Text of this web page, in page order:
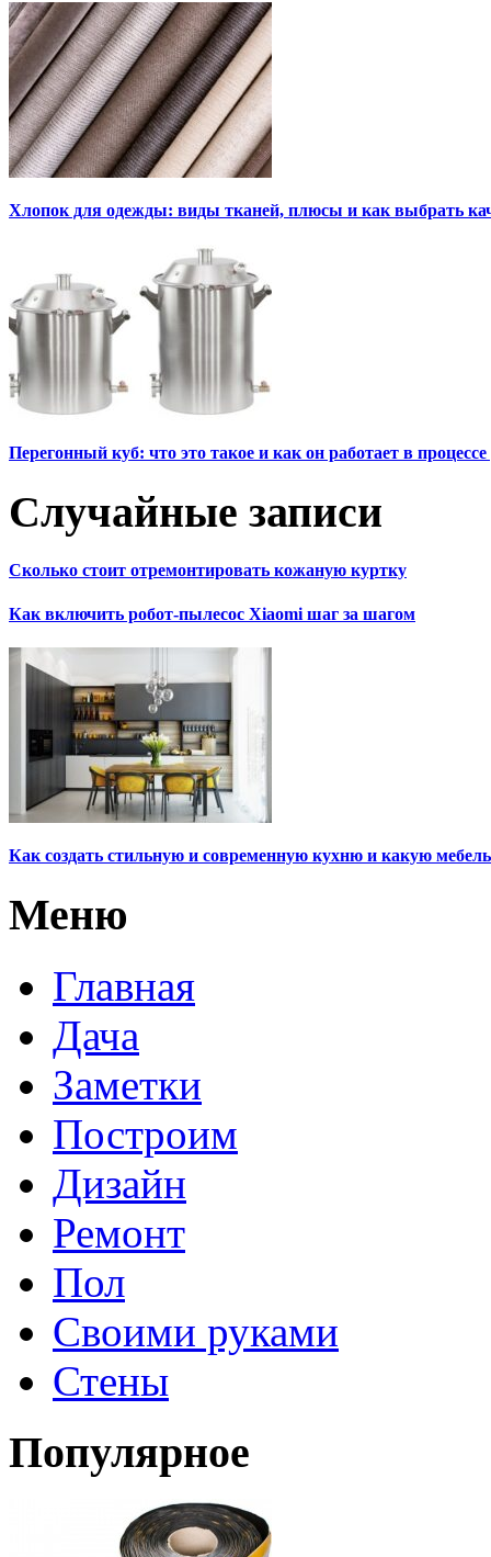
Хлопок для одежды: виды тканей, плюсы и как выбрать
Перегонный куб: что это такое и как он работает в
Случайные записи
Сколько стоит отремонтировать кожаную куртку
Как включить робот-пылесос Xiaomi шаг за шагом
Как создать стильную и современную кухню и какую
Меню
Главная
Дача
Заметки
Построим
Дизайн
Ремонт
Пол
Своими руками
Стены
Популярное